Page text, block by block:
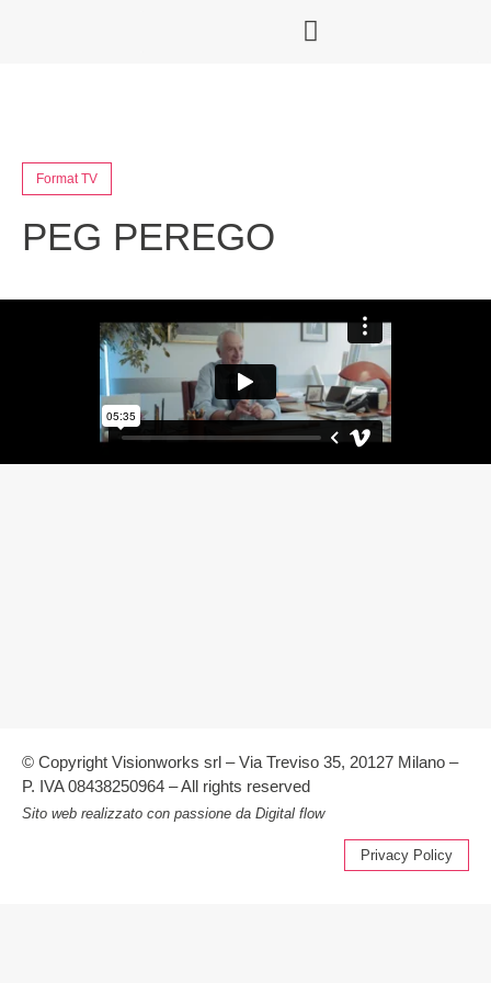
Format TV
PEG PEREGO
© Copyright Visionworks srl – Via Treviso 35, 20127 Milano –
P. IVA 08438250964 – All rights reserved
Sito web realizzato con passione da Digital flow
Privacy Policy